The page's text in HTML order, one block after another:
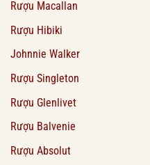
Rượu Macallan
Rượu Hibiki
Johnnie Walker
Rượu Singleton
Rượu Glenlivet
Rượu Balvenie
Rượu Absolut